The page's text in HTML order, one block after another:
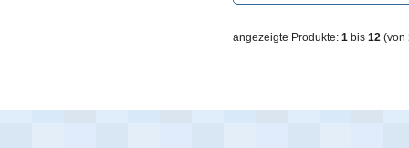
angezeigte Produkte: 1 bis 12 (von